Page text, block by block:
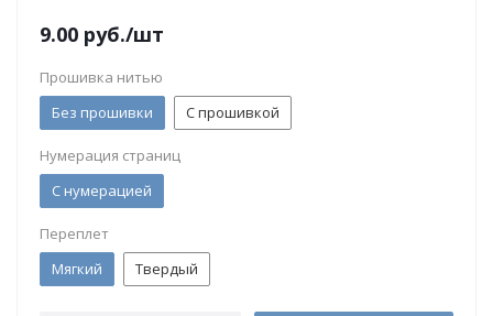
9.00 руб./шт
Прошивка нитью
Без прошивки
С прошивкой
Нумерация страниц
С нумерацией
Переплет
Мягкий
Твердый